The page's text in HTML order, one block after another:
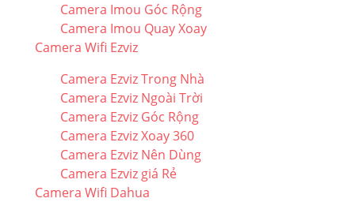
Camera Imou Góc Rộng
Camera Imou Quay Xoay
Camera Wifi Ezviz
Camera Ezviz Trong Nhà
Camera Ezviz Ngoài Trời
Camera Ezviz Góc Rộng
Camera Ezviz Xoay 360
Camera Ezviz Nên Dùng
Camera Ezviz giá Rẻ
Camera Wifi Dahua